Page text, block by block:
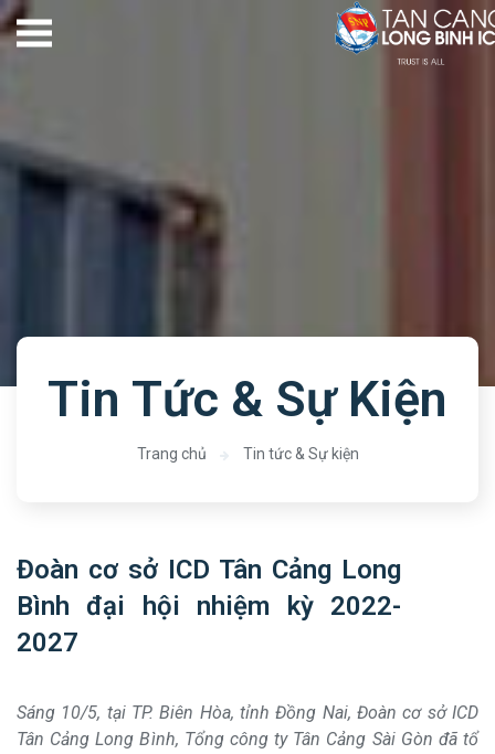
Tin Tức & Sự Kiện
Trang chủ Tin tức & Sự kiện
Đoàn cơ sở ICD Tân Cảng Long
Bình đại hội nhiệm kỳ 2022-
2027
Sáng 10/5, tại TP. Biên Hòa, tỉnh Đồng Nai, Đoàn cơ sở ICD
Tân Cảng Long Bình, Tổng công ty Tân Cảng Sài Gòn đã tổ